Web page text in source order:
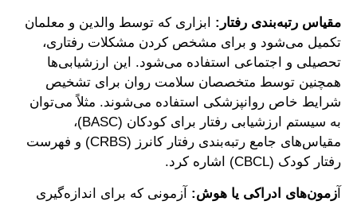
مقیاس رتبه‌بندی رفتار:
ابزاری که توسط والدین و معلمان
تکمیل می‌شود و برای مشخص کردن مشکلات رفتاری،
تحصیلی و اجتماعی استفاده می‌شود. این ارزشیابی‌ها
همچنین توسط متخصصان سلامت روان برای تشخیص
شرایط خاص روانپزشکی استفاده می‌شوند. مثلاً می‌توان
به سیستم ارزشیابی رفتار برای کودکان (BASC)،
مقیاس‌های جامع رتبه‌بندی رفتار کانرز (CRBS) و فهرست
رفتار کودک (CBCL) اشاره کرد.
زمون‌های ادراکی یا هوش: آزمونی که برای اندازه‌گیری